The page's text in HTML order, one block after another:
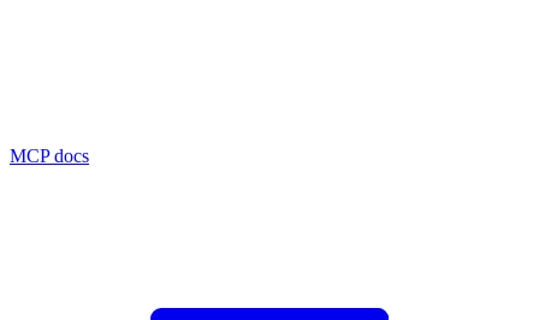
MCP docs